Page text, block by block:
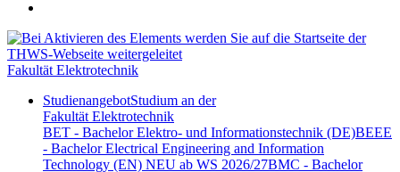
Fakultät Elektrotechnik
StudienangebotStudium an der
Fakultät Elektrotechnik
BET - Bachelor Elektro- und Informationstechnik (DE)BEEE
- Bachelor Electrical Engineering and Information
Technology (EN) NEU ab WS 2026/27BMC - Bachelor